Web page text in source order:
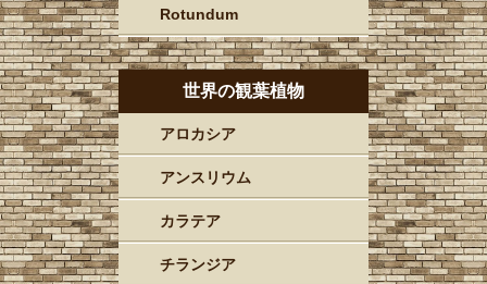
Rotundum
世界の観葉植物
アロカシア
アンスリウム
カラテア
チランジア